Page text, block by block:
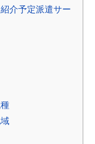
介予定派遣サー